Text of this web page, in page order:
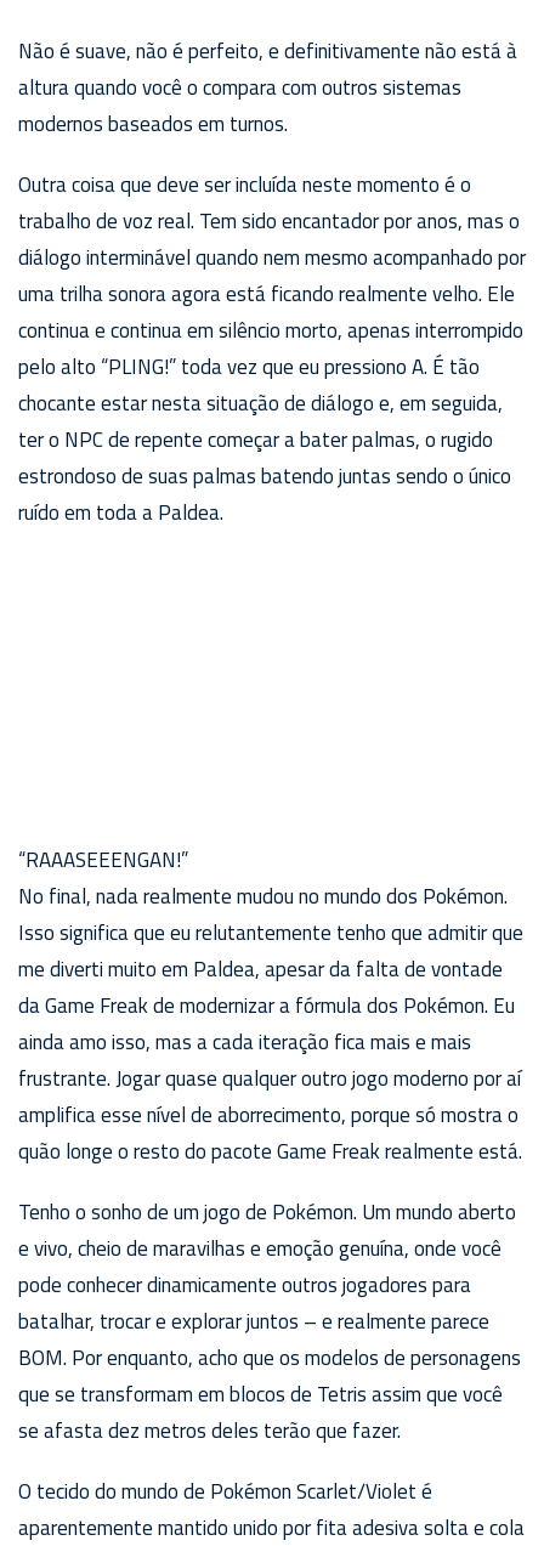
Não é suave, não é perfeito, e definitivamente não está à
altura quando você o compara com outros sistemas
modernos baseados em turnos.
Outra coisa que deve ser incluída neste momento é o
trabalho de voz real. Tem sido encantador por anos, mas o
diálogo interminável quando nem mesmo acompanhado por
uma trilha sonora agora está ficando realmente velho. Ele
continua e continua em silêncio morto, apenas interrompido
pelo alto “PLING!” toda vez que eu pressiono A. É tão
chocante estar nesta situação de diálogo e, em seguida,
ter o NPC de repente começar a bater palmas, o rugido
estrondoso de suas palmas batendo juntas sendo o único
ruído em toda a Paldea.
“RAAASEEENGAN!”
No final, nada realmente mudou no mundo dos Pokémon.
Isso significa que eu relutantemente tenho que admitir que
me diverti muito em Paldea, apesar da falta de vontade
da Game Freak de modernizar a fórmula dos Pokémon. Eu
ainda amo isso, mas a cada iteração fica mais e mais
frustrante. Jogar quase qualquer outro jogo moderno por aí
amplifica esse nível de aborrecimento, porque só mostra o
quão longe o resto do pacote Game Freak realmente está.
Tenho o sonho de um jogo de Pokémon. Um mundo aberto
e vivo, cheio de maravilhas e emoção genuína, onde você
pode conhecer dinamicamente outros jogadores para
batalhar, trocar e explorar juntos – e realmente parece
BOM. Por enquanto, acho que os modelos de personagens
que se transformam em blocos de Tetris assim que você
se afasta dez metros deles terão que fazer.
O tecido do mundo de Pokémon Scarlet/Violet é
aparentemente mantido unido por fita adesiva solta e cola